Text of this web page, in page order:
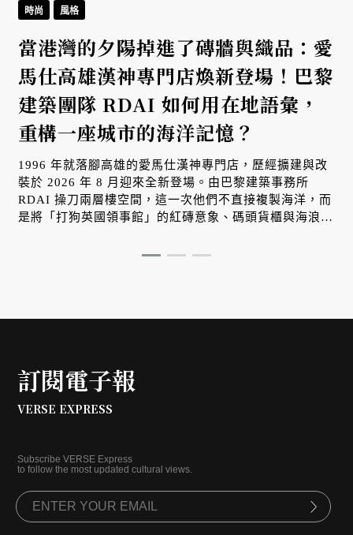
時尚 風格
當港灣的夕陽掉進了磚牆與織品：愛
馬仕高雄漢神專門店煥新登場！巴黎
建築團隊 RDAI 如何用在地語彙，
重構一座城市的海洋記憶？
1996 年就落腳高雄的愛馬仕漢神專門店，歷經擴建與改
裝於 2026 年 8 月迎來全新登場。由巴黎建築事務所
RDAI 操刀兩層樓空間，這一次他們不直接複製海洋，而
是將「打狗英國領事館」的紅磚意象、碼頭貨櫃與海浪光
大家搶先一探這座屬於南台灣、懂得與自然光影對話的工
訂閱電子報
VERSE EXPRESS
Subscribe VERSE Express
to follow the most updated cultural views.